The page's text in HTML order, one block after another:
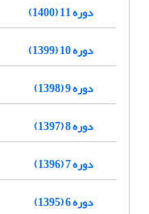
دوره 11 (1400)
دوره 10 (1399)
دوره 9 (1398)
دوره 8 (1397)
دوره 7 (1396)
دوره 6 (1395)